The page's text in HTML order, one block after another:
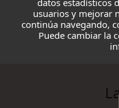
datos estadísticos
usuarios y mejorar
continúa navegando,
Puede cambiar la